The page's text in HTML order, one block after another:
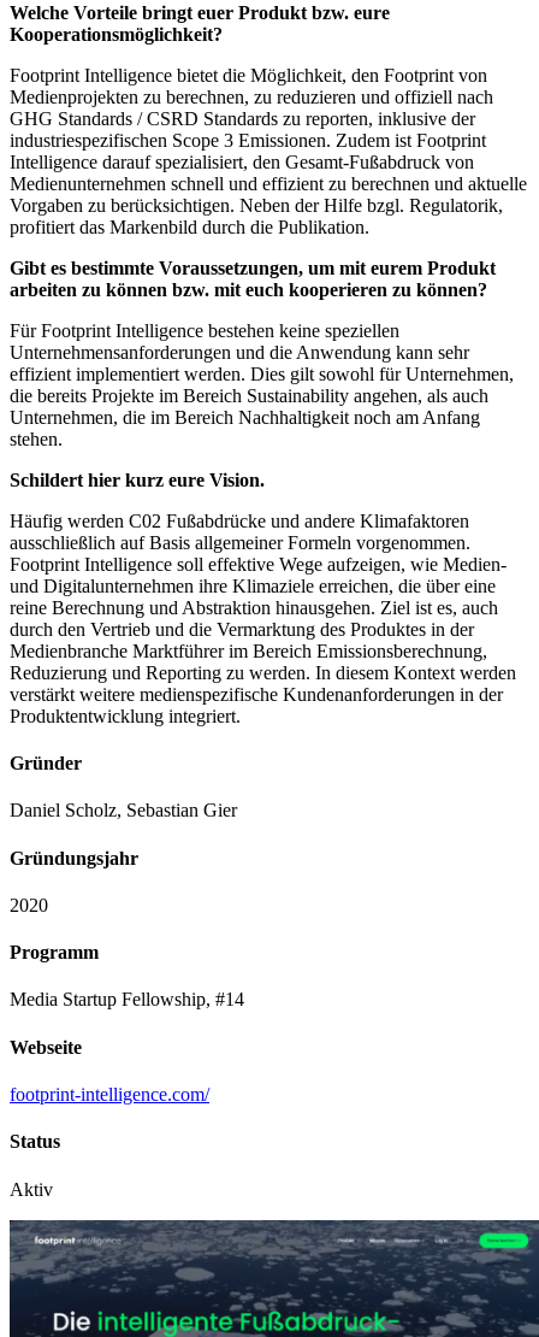
Welche Vorteile bringt euer Produkt bzw. eure
Kooperationsmöglichkeit?
Footprint Intelligence bietet die Möglichkeit, den Footprint von
Medienprojekten zu berechnen, zu reduzieren und offiziell nach
GHG Standards / CSRD Standards zu reporten, inklusive der
industriespezifischen Scope 3 Emissionen. Zudem ist Footprint
Intelligence darauf spezialisiert, den Gesamt-Fußabdruck von
Medienunternehmen schnell und effizient zu berechnen und aktuelle
Vorgaben zu berücksichtigen. Neben der Hilfe bzgl. Regulatorik,
profitiert das Markenbild durch die Publikation.
Gibt es bestimmte Voraussetzungen, um mit eurem Produkt
arbeiten zu können bzw. mit euch kooperieren zu können?
Für Footprint Intelligence bestehen keine speziellen
Unternehmensanforderungen und die Anwendung kann sehr
effizient implementiert werden. Dies gilt sowohl für Unternehmen,
die bereits Projekte im Bereich Sustainability angehen, als auch
Unternehmen, die im Bereich Nachhaltigkeit noch am Anfang
stehen.
Schildert hier kurz eure Vision.
Häufig werden C02 Fußabdrücke und andere Klimafaktoren
ausschließlich auf Basis allgemeiner Formeln vorgenommen.
Footprint Intelligence soll effektive Wege aufzeigen, wie Medien-
und Digitalunternehmen ihre Klimaziele erreichen, die über eine
reine Berechnung und Abstraktion hinausgehen. Ziel ist es, auch
durch den Vertrieb und die Vermarktung des Produktes in der
Medienbranche Marktführer im Bereich Emissionsberechnung,
Reduzierung und Reporting zu werden. In diesem Kontext werden
verstärkt weitere medienspezifische Kundenanforderungen in der
Produktentwicklung integriert.
Gründer
Daniel Scholz, Sebastian Gier
Gründungsjahr
2020
Programm
Media Startup Fellowship, #14
Webseite
footprint-intelligence.com/
Status
Aktiv